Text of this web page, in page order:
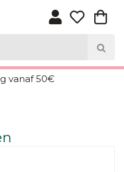
vanaf 50€